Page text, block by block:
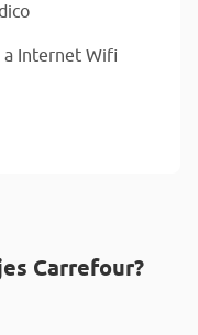
a Internet Wifi
Carrefour?